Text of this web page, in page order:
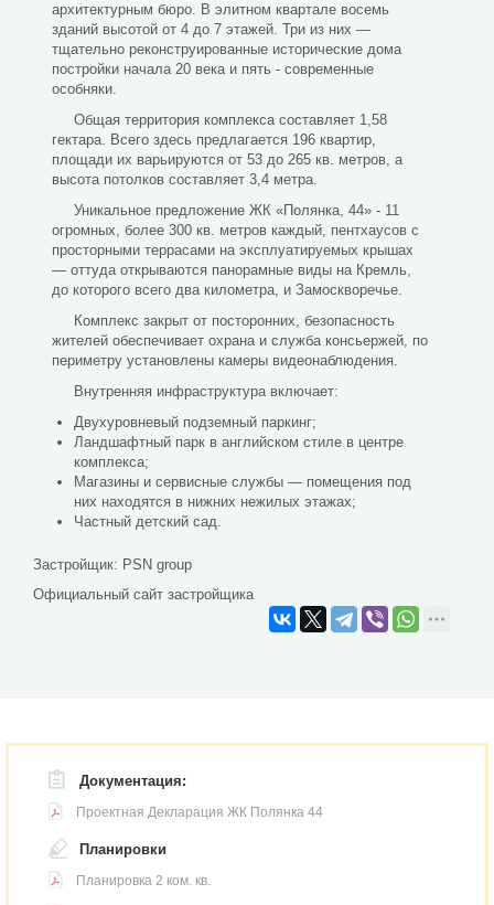
архитектурным бюро. В элитном квартале восемь
зданий высотой от 4 до 7 этажей. Три из них —
тщательно реконструированные исторические дома
постройки начала 20 века и пять - современные
особняки.
Общая территория комплекса составляет 1,58
гектара. Всего здесь предлагается 196 квартир,
площади их варьируются от 53 до 265 кв. метров, а
высота потолков составляет 3,4 метра.
Уникальное предложение ЖК «Полянка, 44» - 11
огромных, более 300 кв. метров каждый, пентхаусов с
просторными террасами на эксплуатируемых крышах
— оттуда открываются панорамные виды на Кремль,
до которого всего два километра, и Замоскворечье.
Комплекс закрыт от посторонних, безопасность
жителей обеспечивает охрана и служба консьержей, по
периметру установлены камеры видеонаблюдения.
Внутренняя инфраструктура включает:
Двухуровневый подземный паркинг;
Ландшафтный парк в английском стиле в центре
комплекса;
Магазины и сервисные службы — помещения под
них находятся в нижних нежилых этажах;
Частный детский сад.
Застройщик: PSN group
Официальный сайт застройщика
Документация:
Проектная Декларация ЖК Полянка 44
Планировки
Планировка 2 ком. кв.